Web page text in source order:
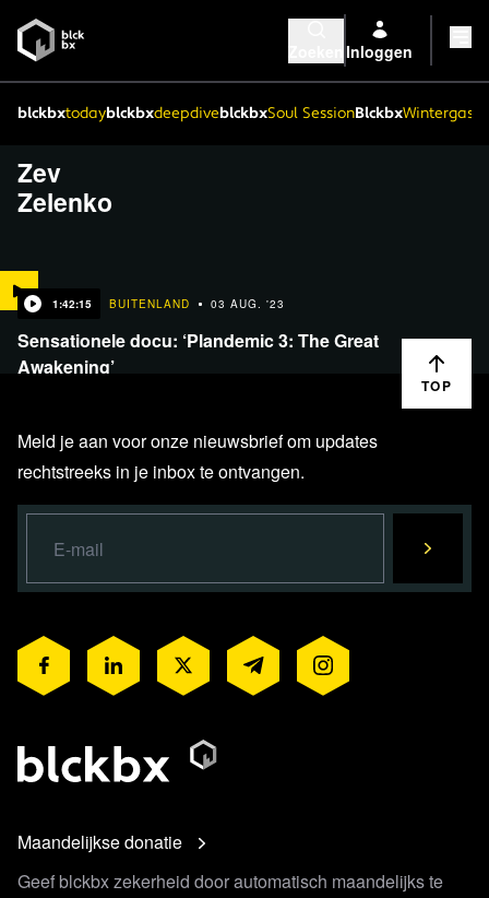
Inloggen
blckbxtodayblckbxdeepdiveblckbxSoul SessionBlckbx
Zev
Zelenko
1:42:15 BUITENLAND 03 AUG. '23
Sensationele docu: ‘Plandemic 3: The Great
Awakening’
TOP
Meld je aan voor onze nieuwsbrief om updates
rechtstreeks in je inbox te ontvangen.
Maandelijkse donatie
Geef blckbx zekerheid door automatisch maandelijks te